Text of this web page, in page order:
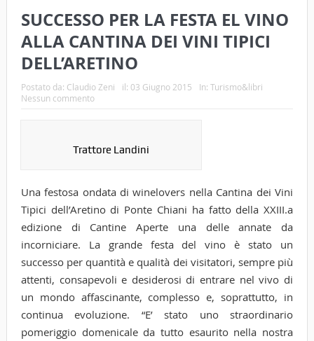
SUCCESSO PER LA FESTA EL VINO
ALLA CANTINA DEI VINI TIPICI
DELL’ARETINO
Postato da: Claudio Zeni il: 03 Giugno 2015 In: Turismo&libri
Nessun commento
Trattore Landini
Una festosa ondata di winelovers nella Cantina dei Vini
Tipici dell’Aretino di Ponte Chiani ha fatto della XXIII.a
edizione di Cantine Aperte una delle annate da
incorniciare. La grande festa del vino è stato un
successo per quantità e qualità dei visitatori, sempre più
attenti, consapevoli e desiderosi di entrare nel vivo di
un mondo affascinante, complesso e, soprattutto, in
continua evoluzione. “E’ stato uno straordinario
pomeriggio domenicale da tutto esaurito nella nostra